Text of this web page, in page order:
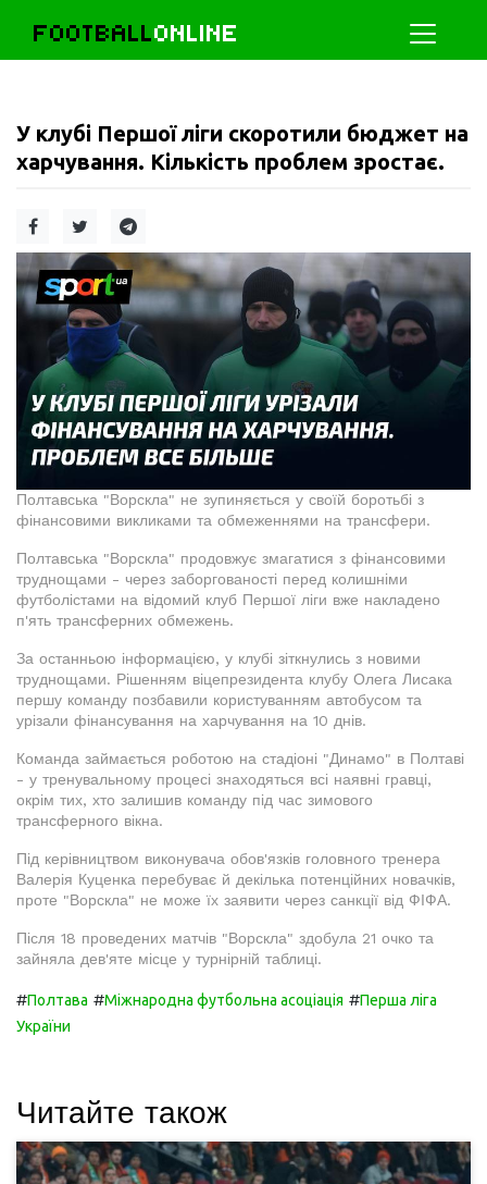
FOOTBALLONLINE
У клубі Першої ліги скоротили бюджет на
харчування. Кількість проблем зростає.
Полтавська "Ворскла" не зупиняється у своїй боротьбі з
фінансовими викликами та обмеженнями на трансфери.
Полтавська "Ворскла" продовжує змагатися з фінансовими
труднощами - через заборгованості перед колишніми
футболістами на відомий клуб Першої ліги вже накладено
п'ять трансферних обмежень.
За останньою інформацією, у клубі зіткнулись з новими
труднощами. Рішенням віцепрезидента клубу Олега Лисака
першу команду позбавили користуванням автобусом та
урізали фінансування на харчування на 10 днів.
Команда займається роботою на стадіоні "Динамо" в Полтаві
- у тренувальному процесі знаходяться всі наявні гравці,
окрім тих, хто залишив команду під час зимового
трансферного вікна.
Під керівництвом виконувача обов'язків головного тренера
Валерія Куценка перебуває й декілька потенційних новачків,
проте "Ворскла" не може їх заявити через санкції від ФІФА.
Після 18 проведених матчів "Ворскла" здобула 21 очко та
зайняла дев'яте місце у турнірній таблиці.
#Полтава #Міжнародна футбольна асоціація #Перша ліга
України
Читайте також